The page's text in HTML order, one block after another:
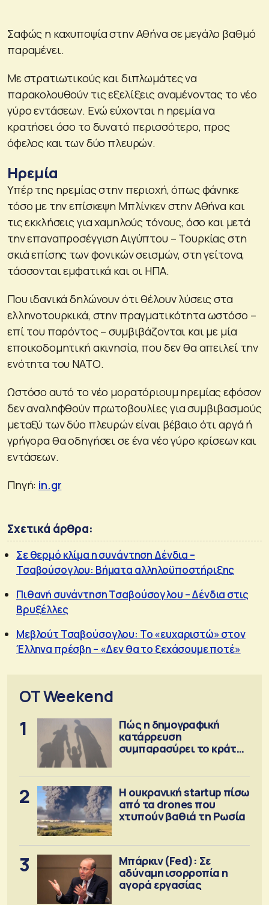
Σαφώς η καχυποψία στην Αθήνα σε μεγάλο βαθμό
παραμένει.
Με στρατιωτικούς και διπλωμάτες να
παρακολουθούν τις εξελίξεις αναμένοντας το νέο
γύρο εντάσεων. Ενώ εύχονται η ηρεμία να
κρατήσει όσο το δυνατό περισσότερο, προς
όφελος και των δύο πλευρών.
Ηρεμία
Υπέρ της ηρεμίας στην περιοχή, όπως φάνηκε
τόσο με την επίσκεψη Μπλίνκεν στην Αθήνα και
τις εκκλήσεις για χαμηλούς τόνους, όσο και μετά
την επαναπροσέγγιση Αιγύπτου – Τουρκίας στη
σκιά επίσης των φονικών σεισμών, στη γείτονα,
τάσσονται εμφατικά και οι ΗΠΑ.
Που ιδανικά δηλώνουν ότι θέλουν λύσεις στα
ελληνοτουρκικά, στην πραγματικότητα ωστόσο –
επί του παρόντος – συμβιβάζονται και με μία
εποικοδομητική ακινησία, που δεν θα απειλεί την
ενότητα του ΝΑΤΟ.
Ωστόσο αυτό το νέο μορατόριουμ ηρεμίας εφόσον
δεν αναληφθούν πρωτοβουλίες για συμβιβασμούς
μεταξύ των δύο πλευρών είναι βέβαιο ότι αργά ή
γρήγορα θα οδηγήσει σε ένα νέο γύρο κρίσεων και
εντάσεων.
Πηγή: in.gr
Σχετικά άρθρα:
Σε θερμό κλίμα η συνάντηση Δένδια –
Τσαβούσογλου: Βήματα αλληλοϋποστήριξης
Πιθανή συνάντηση Τσαβούσογλου – Δένδια στις
Βρυξέλλες
Μεβλούτ Τσαβούσογλου: Το «ευχαριστώ» στον
Έλληνα πρέσβη – «Δεν θα το ξεχάσουμε ποτέ»
OT Weekend
1
Πώς η δημογραφική
κατάρρευση
συμπαρασύρει το κράτος
2
Η ουκρανική startup πίσω
από τα drones που
χτυπούν βαθιά τη Ρωσία
3
Μπάρκιν (Fed): Σε
αδύναμη ισορροπία η
αγορά εργασίας